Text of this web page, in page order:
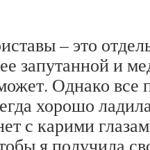
– это
запутанной и
Однако все
хорошо
с карими
я получила